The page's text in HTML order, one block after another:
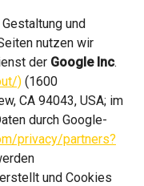
und
nutzen wir
der Google Inc.
) (1600
CA 94043, USA; im
durch Google-
privacy/partners?
und Cookies